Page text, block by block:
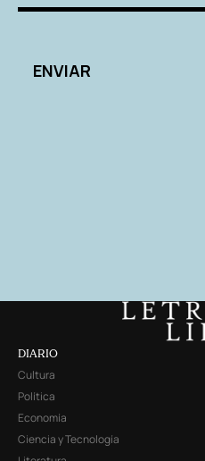
DIARIO
Cultura
Política
Economía
Ciencia y Tecnología